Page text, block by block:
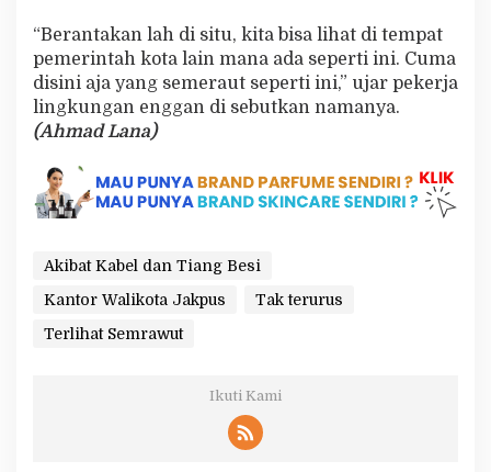
“Berantakan lah di situ, kita bisa lihat di tempat
pemerintah kota lain mana ada seperti ini. Cuma
disini aja yang semeraut seperti ini,” ujar pekerja
lingkungan enggan di sebutkan namanya.
(Ahmad Lana)
Akibat Kabel dan Tiang Besi
Kantor Walikota Jakpus
Tak terurus
Terlihat Semrawut
Ikuti Kami